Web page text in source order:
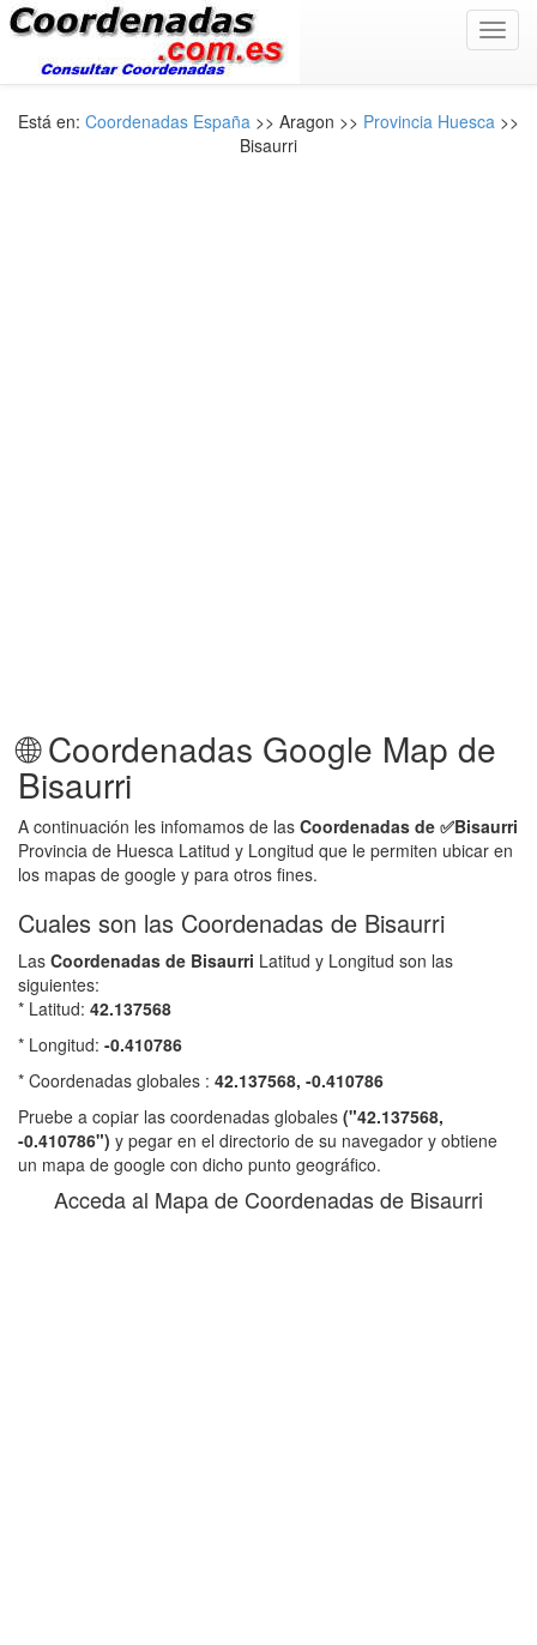
Está en: Coordenadas España >> Aragon >> Provincia Huesca >>
Bisaurri
🌐 Coordenadas Google Map de
Bisaurri
A continuación les infomamos de las Coordenadas de ✅Bisaurri
Provincia de Huesca Latitud y Longitud que le permiten ubicar en
los mapas de google y para otros fines.
Cuales son las Coordenadas de Bisaurri
Las Coordenadas de Bisaurri Latitud y Longitud son las
siguientes:
* Latitud: 42.137568
* Longitud: -0.410786
* Coordenadas globales : 42.137568, -0.410786
Pruebe a copiar las coordenadas globales ("42.137568,
-0.410786") y pegar en el directorio de su navegador y obtiene
un mapa de google con dicho punto geográfico.
Acceda al Mapa de Coordenadas de Bisaurri